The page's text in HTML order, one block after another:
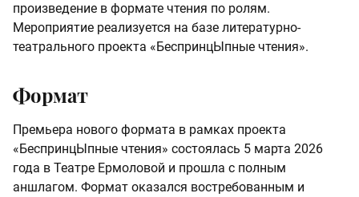
произведение в формате чтения по ролям.
Мероприятие реализуется на базе литературно-
театрального проекта «БеспринцЫпные чтения».
Формат
Премьера нового формата в рамках проекта
«БеспринцЫпные чтения» состоялась 5 марта 2026
года в Театре Ермоловой и прошла с полным
аншлагом. Формат оказался востребованным и